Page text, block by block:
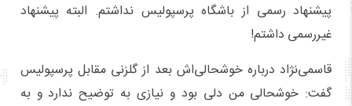
پیشنهاد رسمی از باشگاه پرسپولیس نداشتم. البته پیشنهاد
غیررسمی داشتم!
قاسمی‌نژاد درباره خوشحالی‌اش بعد از گلزنی مقابل پرسپولیس
گفت: خوشحالی من دلی بود و نیازی به توضیح ندارد و به